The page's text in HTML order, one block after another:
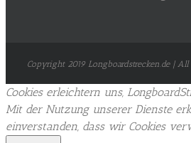
Copyright 2019 Longboardstrecken.de |
Cookies erleichtern uns,
Mit der Nutzung unserer Dienste
einverstanden, dass wir Cookies